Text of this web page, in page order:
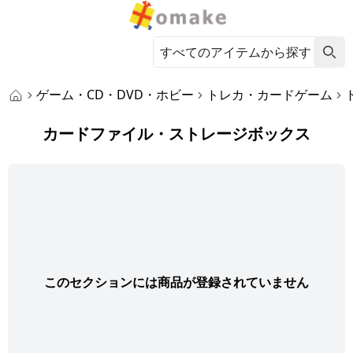
ゲーム・CD・DVD・ホビー トレカ・カードゲーム
カードファイル・ストレージボックス
このセクションには商品が登録されていません